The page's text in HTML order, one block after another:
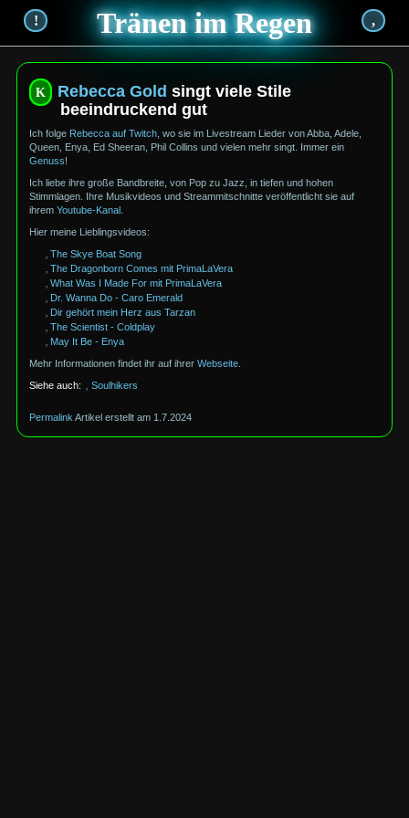
! Tränen im Regen ,
Rebecca Gold singt viele Stile
beeindruckend gut
Ich folge Rebecca auf Twitch , wo sie im Livestream Lieder von Abba, Adele,
Queen, Enya, Ed Sheeran, Phil Collins und vielen mehr singt. Immer ein
Genuss!
Ich liebe ihre große Bandbreite, von Pop zu Jazz, in tiefen und hohen
Stimmlagen. Ihre Musikvideos und Streammitschnitte veröffentlicht sie auf
ihremYoutube-Kanal
Hier meine Lieblingsvideos:
The Skye Boat Song
The Dragonborn Comes mit PrimaLaVera
What Was I Made For mit PrimaLaVera
Dr. Wanna Do - Caro Emerald
Dir gehört mein Herz aus Tarzan
The Scientist - Coldplay
May It Be - Enya
Mehr Informationen findet ihr auf ihrerWebseite.
Soulhikers
Permalink 1.7.2024